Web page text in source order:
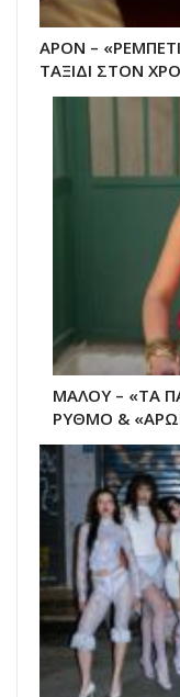
APON –
ΤΑΞΙΔΙ ΣΤΟΝ
ΜΑΛΟΥ – «ΤΑ
ΡΥΘΜΟ &